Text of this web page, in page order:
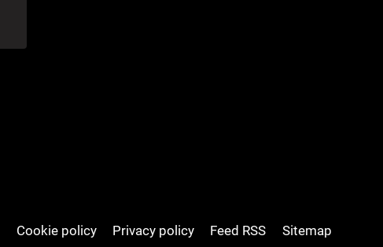
Cookie policy Privacy policy Feed RSS Sitemap